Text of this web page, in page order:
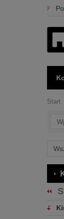
Start